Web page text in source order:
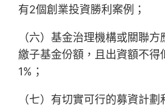
有2個創業投資勝利案例；
（六）基金治理機構或關聯
繳子基金份額，且出資額不得
1%；
（七）有切實可行的募資計劃